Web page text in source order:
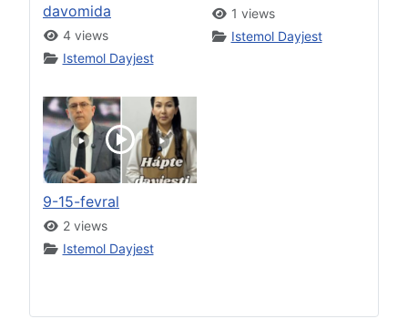
davomida
4 views
Istemol Dayjest
1 views
Istemol Dayjest
9-15-fevral
2 views
Istemol Dayjest